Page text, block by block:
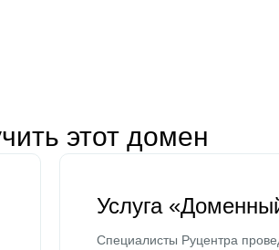
этот домен
Услуга
Специалисты Руцентра